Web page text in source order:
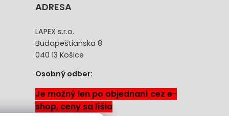
ADRESA
LAPEX s.r.o.
Budapeštianska 8
040 13 Košice
Osobný odber:
Je možný len po objednaní cez e-
shop, ceny sa líšia